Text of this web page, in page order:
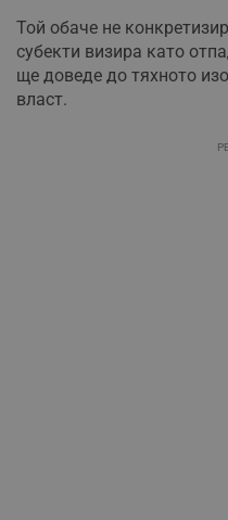
Той обаче не
субекти визира като
ще доведе до тяхното
власт.